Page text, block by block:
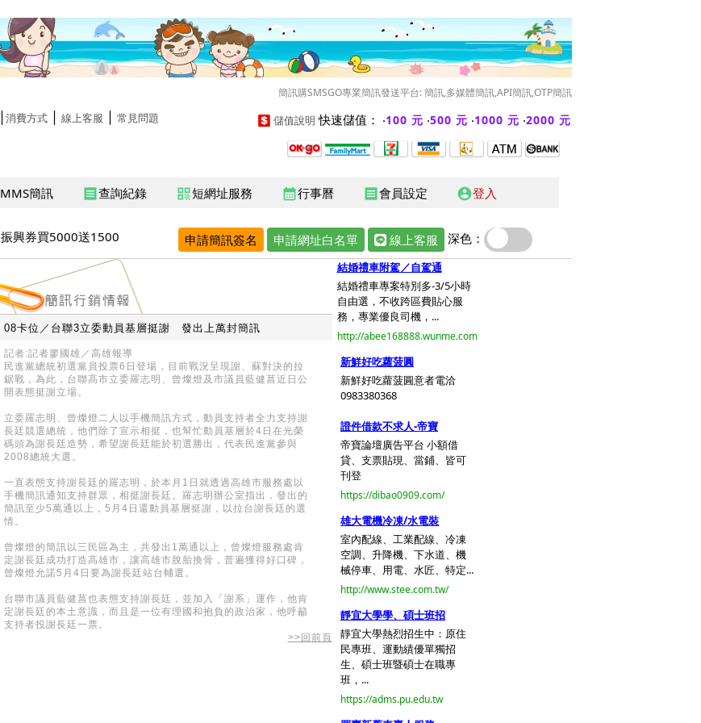
簡訊購SMSGO專業簡訊發送平台: 簡訊,多媒體簡訊,API簡訊,OTP簡訊
消費方式 線上客服 常見問題 儲值說明 快速儲值： ‧100 元 ‧500 元 ‧1000 元 ‧2000 元
MMS簡訊 receipt 查詢紀錄 qr_code短網址服務 calendar_month行事曆 receipt 會員設定 account_circle登入
振興券買5000送1500 申請簡訊簽名 申請網址白名單 線上客服 深色：
08卡位／台聯3立委動員基層挺謝 發出上萬封簡訊
記者:記者廖國雄／高雄報導
民進黨總統初選黨員投票6日登場，目前戰況呈現謝、蘇對決的拉
鋸戰，為此，台聯高市立委羅志明、曾燦燈及市議員藍健菖近日公
開表態挺謝立場。
立委羅志明、曾燦燈二人以手機簡訊方式，動員支持者全力支持謝
長廷競選總統，他們除了宣示相挺，也幫忙動員基層於4日在光榮
碼頭為謝長廷造勢，希望謝長廷能於初選勝出，代表民進黨參與
2008總統大選。
一直表態支持謝長廷的羅志明，於本月1日就透過高雄市服務處以
手機簡訊通知支持群眾，相挺謝長廷。羅志明辦公室指出，發出的
簡訊至少5萬通以上，5月4日還動員基層挺謝，以拉台謝長廷的選
情。
曾燦燈的簡訊以三民區為主，共發出1萬通以上，曾燦燈服務處肯
定謝長廷成功打造高雄市，讓高雄市脫胎換骨，普遍獲得好口碑，
曾燦燈允諾5月4日要為謝長廷站台輔選。
台聯市議員藍健菖也表態支持謝長廷，並加入「謝系」運作，他肯
定謝長廷的本土意識，而且是一位有理國和抱負的政治家，他呼籲
支持者投謝長廷一票。
>>回前頁
結婚禮車附駕／自駕通
結婚禮車專案特別多-3/5小時
自由選，不收跨區費貼心服
務，專業優良司機，...
http://abee168888.wunme.com
新鮮好吃蘿菠圓
新鮮好吃蘿菠圓意者電洽
0983380368
證件借款不求人-帝寶
帝寶論壇廣告平台 小額借
貸、支票貼現、當鋪、皆可
刊登
https://dibao0909.com/
雄大電機冷凍/水電裝
室內配線、工業配線、冷凍
空調、升降機、下水道、機
械停車、用電、水匠、特定...
http://www.stee.com.tw/
靜宜大學學、碩士班招
靜宜大學熱烈招生中：原住
民專班、運動績優單獨招
生、碩士班暨碩士在職專
班，...
https://adms.pu.edu.tw